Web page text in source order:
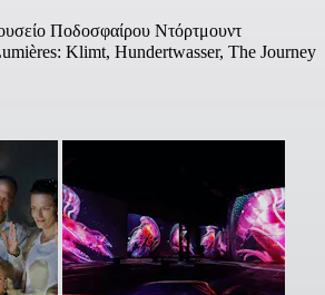
Ποδοσφαίρου Ντόρτμουντ
Klimt, Hundertwasser, The Journey